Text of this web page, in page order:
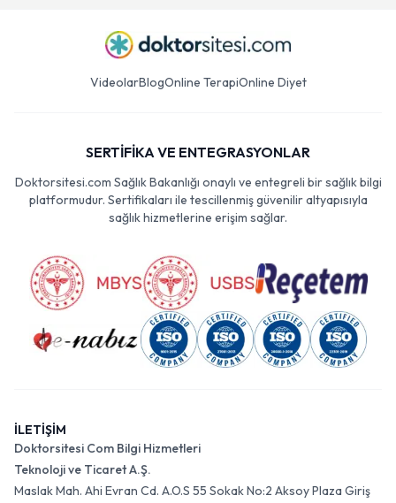
VideolarBlogOnline TerapiOnline Diyet
SERTİFİKA VE ENTEGRASYONLAR
Doktorsitesi.com Sağlık Bakanlığı onaylı ve entegreli bir sağlık bilgi
platformudur. Sertifikaları ile tescillenmiş güvenilir altyapısıyla
sağlık hizmetlerine erişim sağlar.
İLETİŞİM
Doktorsitesi Com Bilgi Hizmetleri
Teknoloji ve Ticaret A.Ş.
Maslak Mah. Ahi Evran Cd. A.O.S 55 Sokak No:2 Aksoy Plaza Giriş